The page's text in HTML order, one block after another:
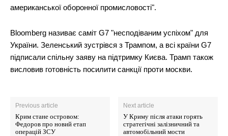
американської оборонної промисловості".
Bloomberg називає саміт G7 "несподіваним успіхом" для
України. Зеленський зустрівся з Трампом, а всі країни G7
підписали спільну заяву на підтримку Києва. Трамп також
висловив готовність посилити санкції проти москви.
Previous article
Крим стане островом:
Федоров про новий етап
операцій ЗСУ
Next article
У Криму після атаки горять
стратегічні залізничний та
автомобільний мости